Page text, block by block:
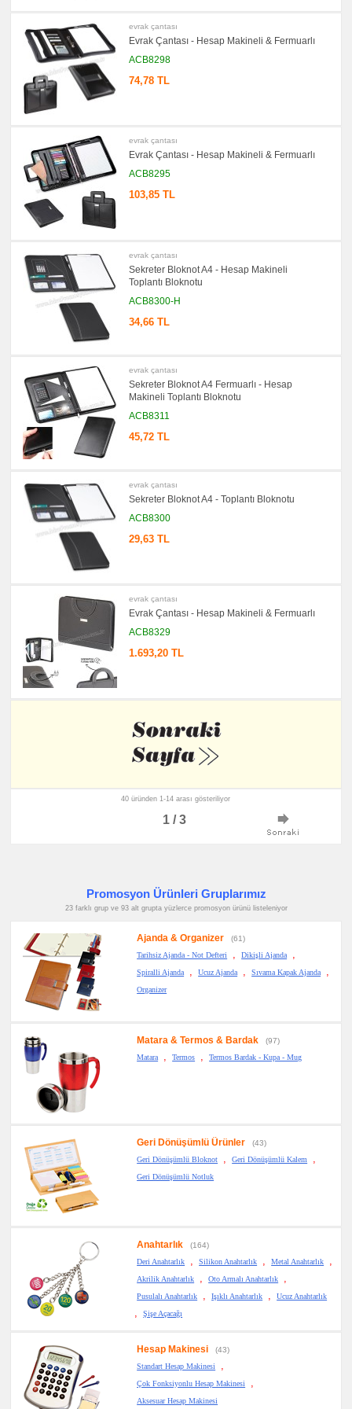
evrak çantası
Evrak Çantası - Hesap Makineli & Fermuarlı
ACB8298
74,78 TL
evrak çantası
Evrak Çantası - Hesap Makineli & Fermuarlı
ACB8295
103,85 TL
evrak çantası
Sekreter Bloknot A4 - Hesap Makineli
Toplantı Bloknotu
ACB8300-H
34,66 TL
evrak çantası
Sekreter Bloknot A4 Fermuarlı - Hesap
Makineli Toplantı Bloknotu
ACB8311
45,72 TL
evrak çantası
Sekreter Bloknot A4 - Toplantı Bloknotu
ACB8300
29,63 TL
evrak çantası
Evrak Çantası - Hesap Makineli & Fermuarlı
ACB8329
1.693,20 TL
40 üründen 1-14 arası gösteriliyor
1 / 3
Promosyon Ürünleri Gruplarımız
23 farklı grup ve 93 alt grupta yüzlerce promosyon ürünü listeleniyor
Ajanda & Organizer
(61)
Tarihsiz Ajanda - Not Defteri
, Dikişli Ajanda ,
Spiralli Ajanda , Ucuz Ajanda , Sıvama Kapak Ajanda ,
Organizer
Matara & Termos & Bardak
(97)
Matara
, Termos , Termos Bardak - Kupa - Mug
Geri Dönüşümlü Ürünler
(43)
Geri Dönüşümlü Bloknot
, Geri Dönüşümlü Kalem ,
Geri Dönüşümlü Notluk
Anahtarlık
(164)
Deri Anahtarlık
, Silikon Anahtarlık , Metal Anahtarlık ,
Akrilik Anahtarlık , Oto Armalı Anahtarlık ,
Pusulalı Anahtarlık , Işıklı Anahtarlık , Ucuz Anahtarlık
, Şişe Açacağı
Hesap Makinesi
(43)
Standart Hesap Makinesi
,
Çok Fonksiyonlu Hesap Makinesi ,
Aksesuar Hesap Makinesi
Kalem
promosyon
Kalem
Seti
promosyon
Kalemlik
promosyon
Radyo
promosyon
Takvim
&
Bloknot
promosyon
&
Para
Tabağı
promosyon
Masa
Sümen
promosyon
Yapışkan
Notluk
Seti
&
Not
Tutucu
promosyon
Bilgisayar
promosyon
Diğer
Ürünler